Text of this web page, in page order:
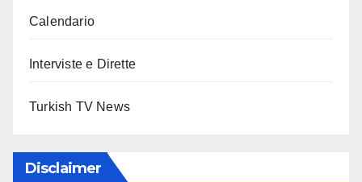
Calendario
Interviste e Dirette
Turkish TV News
Disclaimer